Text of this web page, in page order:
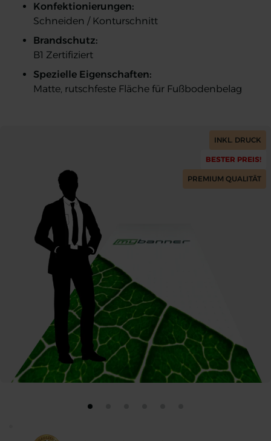
INKL. DRUCK
BESTER PREIS!
PREMIUM QUALITÄT
Konfektionierungen:
Schneiden / Konturschnitt
Brandschutz:
B1 Zertifiziert
Spezielle Eigenschaften:
Matte, rutschfeste Fläche für Fußbodenbelag